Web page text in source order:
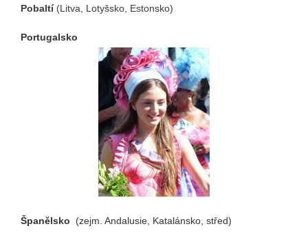
Pobaltí (Litva, Lotyšsko, Estonsko)
Portugalsko
Španělsko (zejm. Andalusie, Katalánsko, střed)